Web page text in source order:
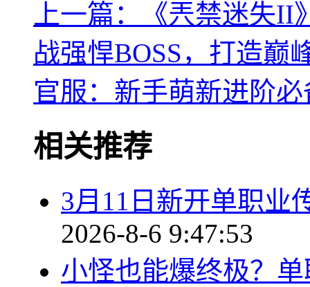
上一篇：《兲禁迷失
战强悍BOSS，打造巅
官服：新手萌新进阶
相关推荐
3月11日新开单职业
2026-8-6 9:47:53
小怪也能爆终极？